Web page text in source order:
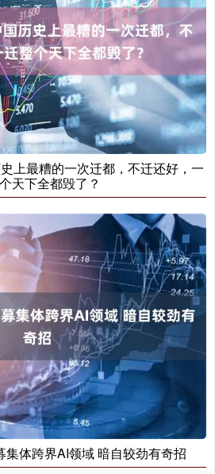
上最糟的一次迁都，不迁还好，一
天下全都毁了？
集体跨界AI领域 暗自较劲有奇招